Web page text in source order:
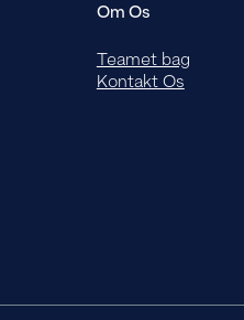
Om Os
Teamet bag
Kontakt Os